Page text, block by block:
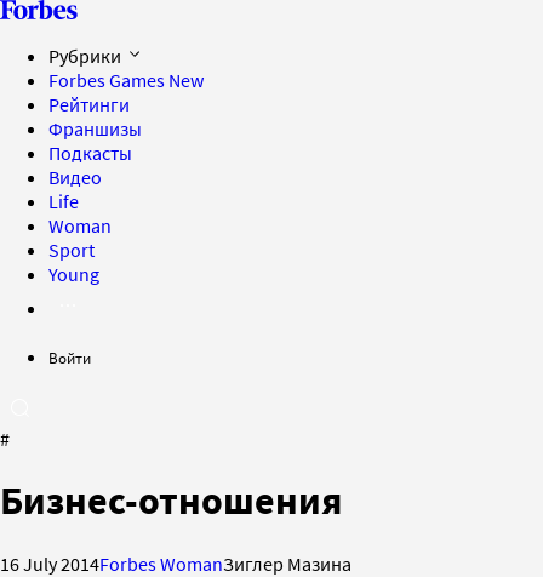
Рубрики
Forbes Games New
Рейтинги
Франшизы
Подкасты
Видео
Life
Woman
Sport
Young
Войти
#
Бизнес-отношения
16 July 2014Forbes WomanЗиглер Мазина